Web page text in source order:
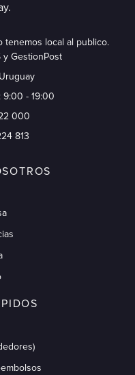
tenemos local al publico.
y GestionPost
9:00 - 19:00
000
813